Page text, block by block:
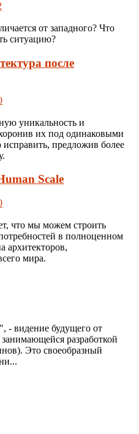
от западного? Что
ситуацию?
после
уникальность и
их под одинаковыми
предложив более
Scale
что мы можем строить
в полноценном
архитекторов,
мира.
- видение будущего от
разработкой
Это своеобразный